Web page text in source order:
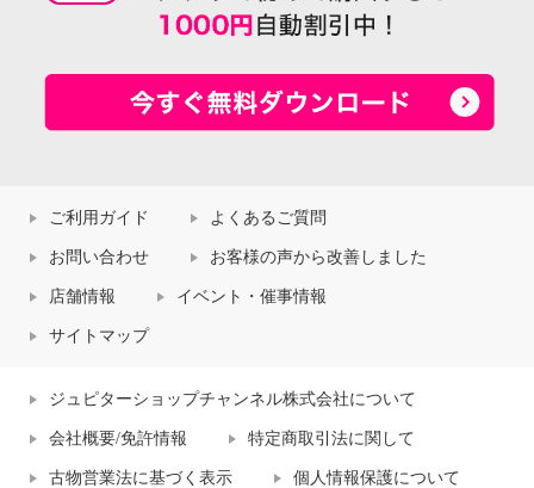
ご利用ガイド よくあるご質問
お問い合わせ お客様の声から改善しました
店舗情報 イベント・催事情報
サイトマップ
ジュピターショップチャンネル株式会社について
会社概要/免許情報 特定商取引法に関して
古物営業法に基づく表示 個人情報保護について